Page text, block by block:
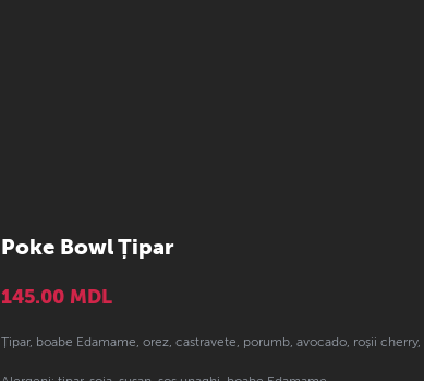
Poke Bowl Țipar
145.00 MDL
Țipar, boabe Edamame, orez, castravete, porumb, avocado, roșii cherry,